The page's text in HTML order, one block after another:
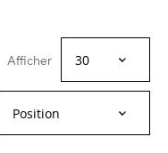
Afficher